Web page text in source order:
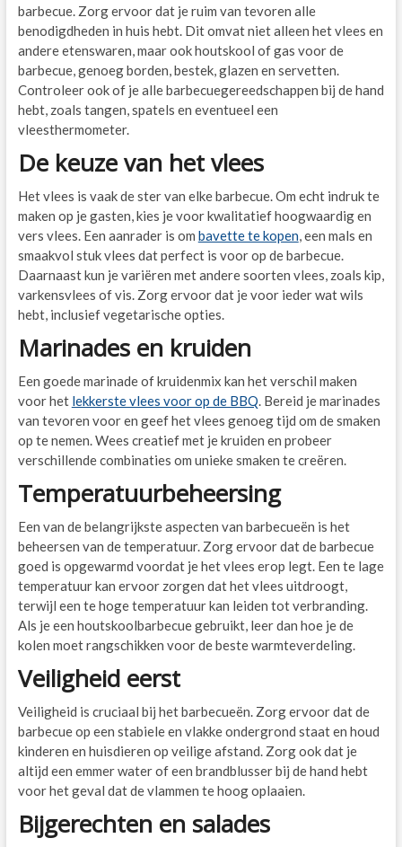
barbecue. Zorg ervoor dat je ruim van tevoren alle
benodigdheden in huis hebt. Dit omvat niet alleen het vlees en
andere etenswaren, maar ook houtskool of gas voor de
barbecue, genoeg borden, bestek, glazen en servetten.
Controleer ook of je alle barbecuegereedschappen bij de hand
hebt, zoals tangen, spatels en eventueel een
vleesthermometer.
De keuze van het vlees
Het vlees is vaak de ster van elke barbecue. Om echt indruk te
maken op je gasten, kies je voor kwalitatief hoogwaardig en
vers vlees. Een aanrader is om bavette te kopen , een mals en
smaakvol stuk vlees dat perfect is voor op de barbecue.
Daarnaast kun je variëren met andere soorten vlees, zoals kip,
varkensvlees of vis. Zorg ervoor dat je voor ieder wat wils
hebt, inclusief vegetarische opties.
Marinades en kruiden
Een goede marinade of kruidenmix kan het verschil maken
voor het lekkerste vlees voor op de BBQ . Bereid je marinades
van tevoren voor en geef het vlees genoeg tijd om de smaken
op te nemen. Wees creatief met je kruiden en probeer
verschillende combinaties om unieke smaken te creëren.
Temperatuurbeheersing
Een van de belangrijkste aspecten van barbecueën is het
beheersen van de temperatuur. Zorg ervoor dat de barbecue
goed is opgewarmd voordat je het vlees erop legt. Een te lage
temperatuur kan ervoor zorgen dat het vlees uitdroogt,
terwijl een te hoge temperatuur kan leiden tot verbranding.
Als je een houtskoolbarbecue gebruikt, leer dan hoe je de
kolen moet rangschikken voor de beste warmteverdeling.
Veiligheid eerst
Veiligheid is cruciaal bij het barbecueën. Zorg ervoor dat de
barbecue op een stabiele en vlakke ondergrond staat en houd
kinderen en huisdieren op veilige afstand. Zorg ook dat je
altijd een emmer water of een brandblusser bij de hand hebt
voor het geval dat de vlammen te hoog oplaaien.
Bijgerechten en salades